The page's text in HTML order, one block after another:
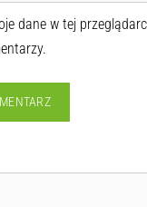
dane w tej